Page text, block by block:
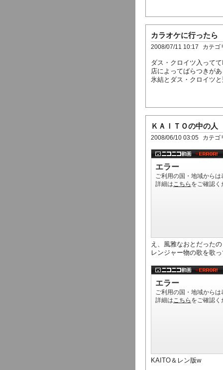
カラオケに行ったら
2008/07/11 10:17 カテゴ
ダス・クロイツ入って
店によってばらつきが
氷結とダス・クロイツ
ＫＡＩＴＯの中の人
2008/06/10 03:05 カテゴ
え、風雅なおとだった
レンジャー物の歌を歌
KAITO＆レン版w